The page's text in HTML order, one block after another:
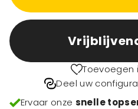
Toevoegen
Deel uw
Ervaar onze snelle